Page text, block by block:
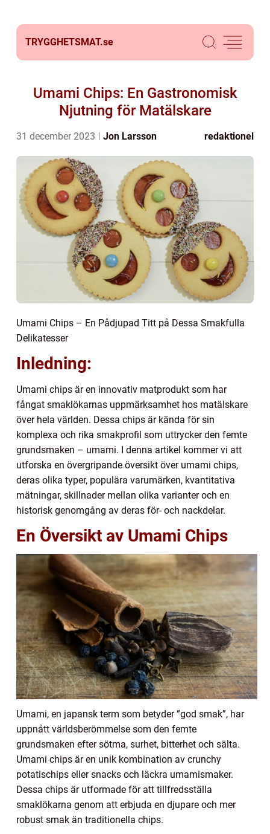
TRYGGHETSMAT.se
Umami Chips: En Gastronomisk
Njutning för Matälskare
31 december 2023 Jon Larsson redaktionel
Umami Chips – En Pådjupad Titt på Dessa Smakfulla
Delikatesser
Inledning:
Umami chips är en innovativ matprodukt som har
fångat smaklökarnas uppmärksamhet hos matälskare
över hela världen. Dessa chips är kända för sin
komplexa och rika smakprofil som uttrycker den femte
grundsmaken – umami. I denna artikel kommer vi att
utforska en övergripande översikt över umami chips,
deras olika typer, populära varumärken, kvantitativa
mätningar, skillnader mellan olika varianter och en
historisk genomgång av deras för- och nackdelar.
En Översikt av Umami Chips
Umami, en japansk term som betyder ”god smak”, har
uppnått världsberömmelse som den femte
grundsmaken efter sötma, surhet, bitterhet och sälta.
Umami chips är en unik kombination av crunchy
potatischips eller snacks och läckra umamismaker.
Dessa chips är utformade för att tillfredsställa
smaklökarna genom att erbjuda en djupare och mer
robust smak än traditionella chips.